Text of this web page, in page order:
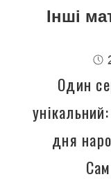
Інші
Один
дня